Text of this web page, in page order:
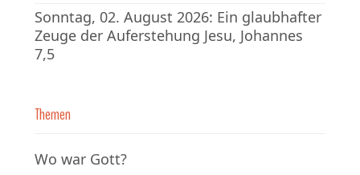
Sonntag, 02. August 2026: Ein glaubhafter
Zeuge der Auferstehung Jesu, Johannes
7,5
Themen
Wo war Gott?